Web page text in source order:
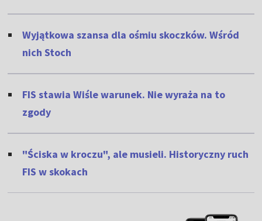
Wyjątkowa szansa dla ośmiu skoczków. Wśród
nich Stoch
FIS stawia Wiśle warunek. Nie wyraża na to
zgody
"Ściska w kroczu", ale musieli. Historyczny ruch
FIS w skokach